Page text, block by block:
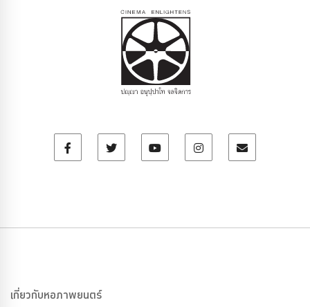
เกี่ยวกับหอภาพยนตร์